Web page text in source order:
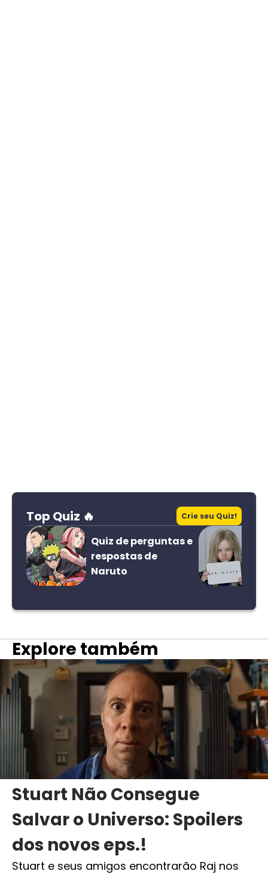
Top Quiz 🔥 Crie seu Quiz!
Quiz de perguntas e
respostas de
Naruto
Explore também
Stuart Não Consegue
Salvar o Universo: Spoilers
dos novos eps.!
Stuart e seus amigos encontrarão Raj nos